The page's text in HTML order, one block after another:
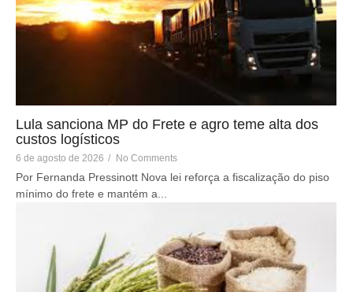
Lula sanciona MP do Frete e agro teme alta dos
custos logísticos
6 de agosto de 2026 / No Comments
Por Fernanda Pressinott Nova lei reforça a fiscalização do piso
mínimo do frete e mantém a...